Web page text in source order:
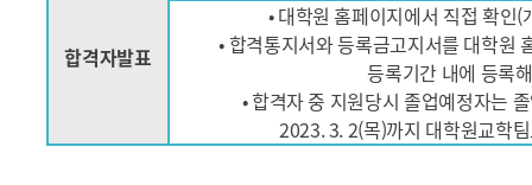
합격자발표
• 대학원 홈페이지에서 직접 확인
• 합격통지서와 등록금고지서를 대학원
등록기간 내에 등록
• 합격자 중 지원당시 졸업예정자는
2023. 3. 2(목)까지 대학원교학